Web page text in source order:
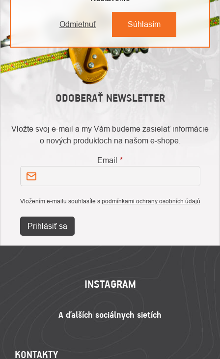
Odmietnuť Súhlasím
ODOBERAŤ NEWSLETTER
Vložte svoj e-mail a my Vám budeme zasielať informácie
o nových produktoch na našom e-shope.
Email
Vložením e-mailu souhlasíte s podmínkami ochrany osobních údajů
Prihlásiť sa
INSTAGRAM
KONTAKTY